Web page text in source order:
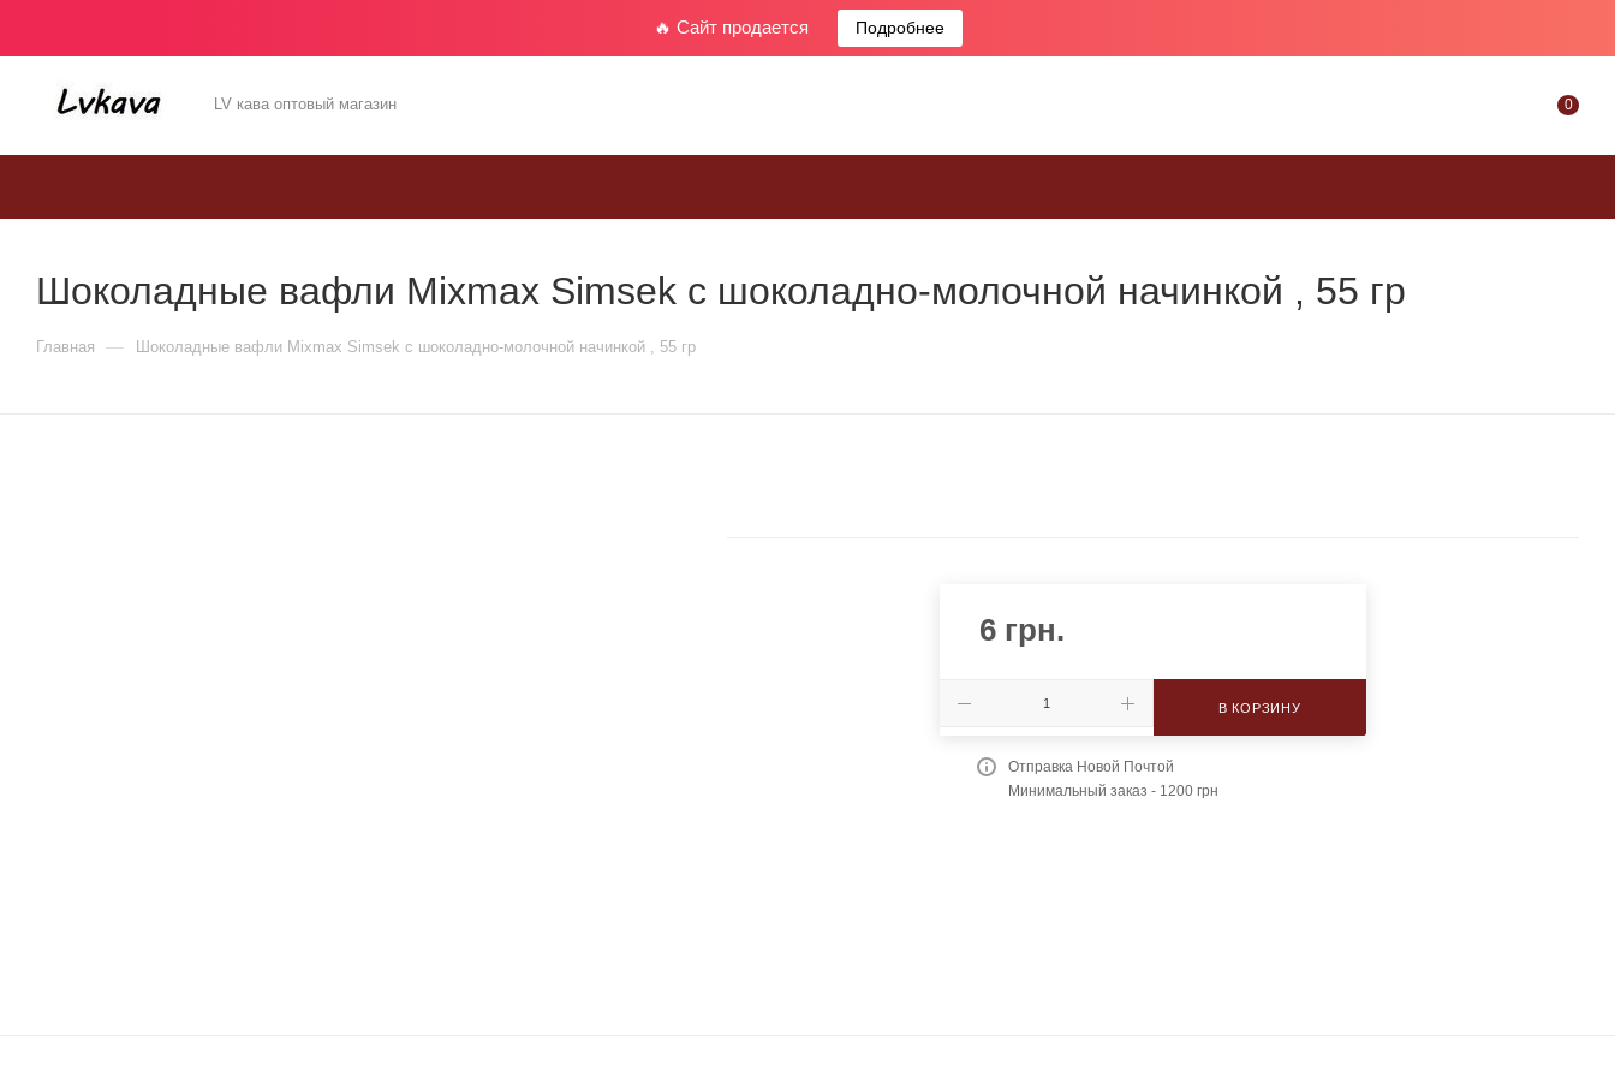
🔥 Сайт продается Подробнее
LV кава оптовый магазин 0
Шоколадные вафли Mixmax Simsek с шоколадно-молочной начинкой , 55 гр
Главная — Шоколадные вафли Mixmax Simsek с шоколадно-молочной начинкой , 55 гр
6 грн.
В КОРЗИНУ
Отправка Новой Почтой
Минимальный заказ - 1200 грн